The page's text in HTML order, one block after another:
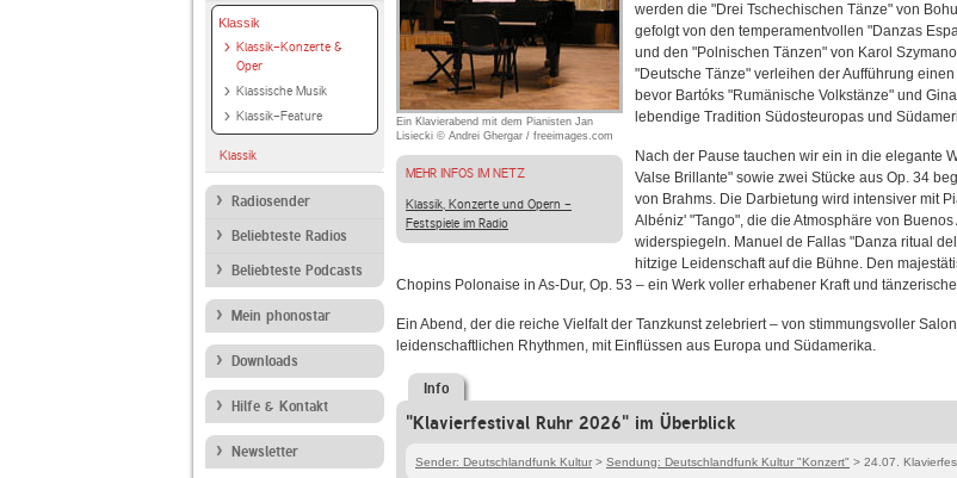
Klassik
Klassik-Konzerte &
Oper
Klassische Musik
Klassik-Feature
Klassik
Radiosender
Beliebteste Radios
Beliebteste Podcasts
Mein phonostar
Downloads
Hilfe & Kontakt
Newsletter
Ein Klavierabend mit dem Pianisten Jan
Lisiecki © Andrei Ghergar / freeimages.com
MEHR INFOS IM NETZ
Klassik, Konzerte und Opern -
Festspiele im Radio
werden die "Drei Tschechischen Tänze" von
gefolgt von den temperamentvollen "Danzas
und den "Polnischen Tänzen" von Karol
"Deutsche Tänze" verleihen der Aufführung
bevor Bartóks "Rumänische Volkstänze" und
lebendige Tradition Südosteuropas und
Nach der Pause tauchen wir ein in die elegante
Valse Brillante" sowie zwei Stücke aus Op. 34
von Brahms. Die Darbietung wird intensiver mit
Albéniz' "Tango", die die Atmosphäre von
widerspiegeln. Manuel de Fallas "Danza ritual
hitzige Leidenschaft auf die Bühne. Den
Chopins Polonaise in As-Dur, Op. 53 – ein Werk voller erhabener Kraft und
Ein Abend, der die reiche Vielfalt der Tanzkunst zelebriert – von stimmungsvoller
leidenschaftlichen Rhythmen, mit Einflüssen aus Europa und Südamerika.
Info
"Klavierfestival Ruhr 2026" im Überblick
Sender: Deutschlandfunk Kultur > Sendung: Deutschlandfunk Kultur "Konzert" > 24.07.